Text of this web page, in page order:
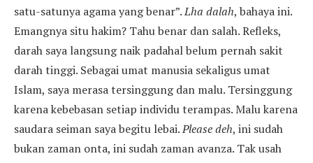
satu-satunya agama yang benar”.Lha dalah, bahaya ini.
Emangnya situ hakim? Tahu benar dan salah. Refleks,
darah saya langsung naik padahal belum pernah sakit
darah tinggi. Sebagai umat manusia sekaligus umat
Islam, saya merasa tersinggung dan malu. Tersinggung
karena kebebasan setiap individu terampas. Malu karena
saudara seiman saya begitu lebai.Pleasedeh, ini sudah
bukan zaman onta, ini sudah zaman avanza. Tak usah